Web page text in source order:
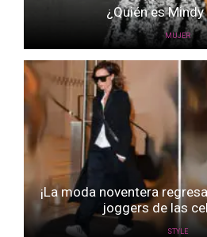
¿Quién es Mindy
MUJER
¡La moda noventera
joggers de las
STYLE